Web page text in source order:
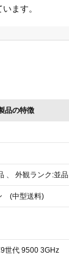
ます。
品の特徴
、 外観ランク:並品
(中型送料)
世代 9500 3GHz